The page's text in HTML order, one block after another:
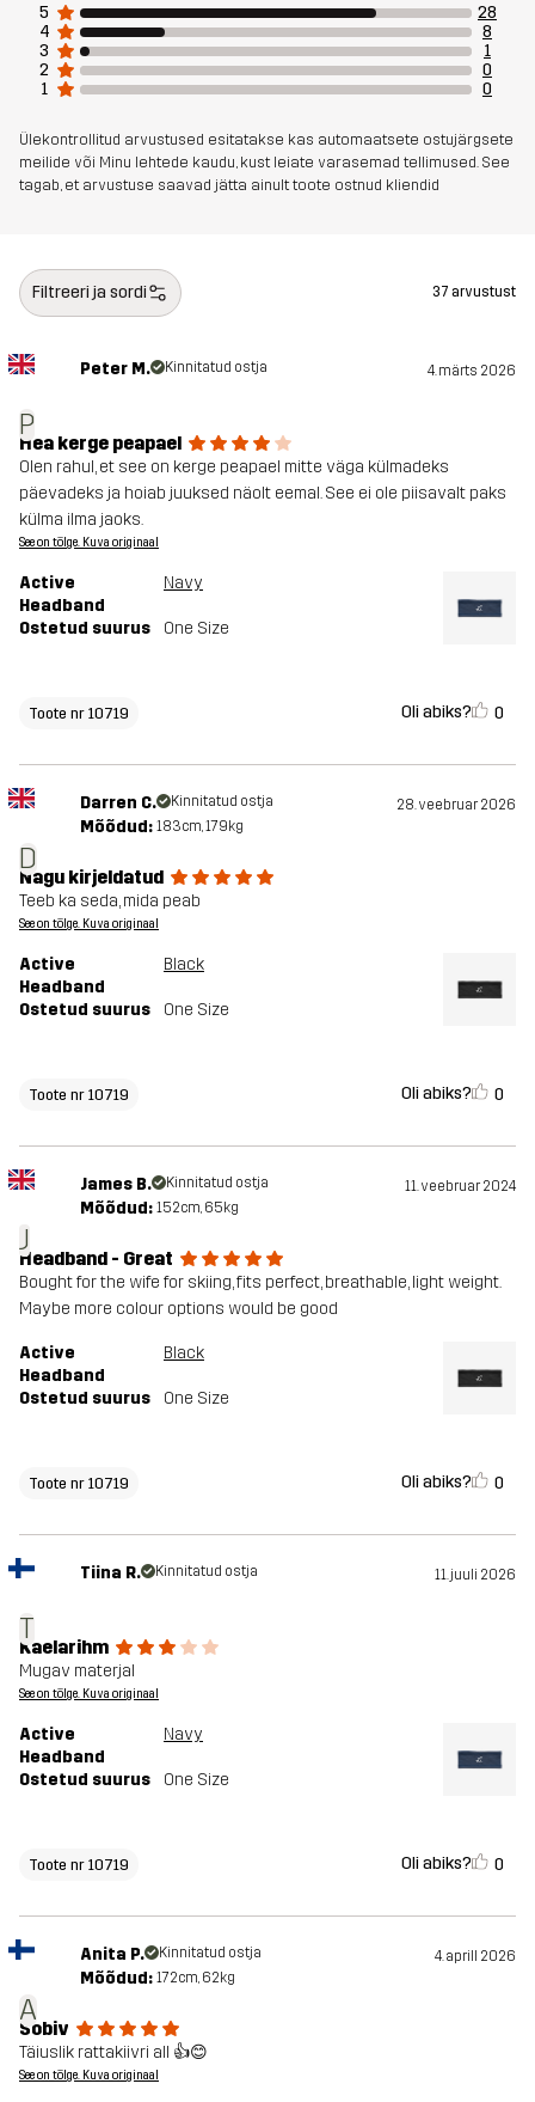
5
28
4
8
3
1
2
0
1
0
Ülekontrollitud arvustused esitatakse kas automaatsete ostujärgsete
meilide või Minu lehtede kaudu, kust leiate varasemad tellimused. See
tagab, et arvustuse saavad jätta ainult toote ostnud kliendid
Filtreeri ja sordi 37 arvustust
P
Peter M. Kinnitatud ostja 4. märts 2026
Hea kerge peapael
Olen rahul, et see on kerge peapael mitte väga külmadeks
päevadeks ja hoiab juuksed näolt eemal. See ei ole piisavalt paks
külma ilma jaoks.
See on tõlge. Kuva originaal
Active
Headband
Navy
Ostetud suurus One Size
Toote nr 10719 Oli abiks? 0
D
Darren C. Kinnitatud ostja 28. veebruar 2026
Mõõdud: 183cm, 179kg
Nagu kirjeldatud
Teeb ka seda, mida peab
See on tõlge. Kuva originaal
Active
Headband
Black
Ostetud suurus One Size
Toote nr 10719 Oli abiks? 0
J
James B. Kinnitatud ostja 11. veebruar 2024
Mõõdud: 152cm, 65kg
Headband - Great
Bought for the wife for skiing, fits perfect, breathable, light weight.
Maybe more colour options would be good
Active
Headband
Black
Ostetud suurus One Size
Toote nr 10719 Oli abiks? 0
T
Tiina R. Kinnitatud ostja 11. juuli 2026
Kaelarihm
Mugav materjal
See on tõlge. Kuva originaal
Active
Headband
Navy
Ostetud suurus One Size
Toote nr 10719 Oli abiks? 0
A
Anita P. Kinnitatud ostja 4. aprill 2026
Mõõdud: 172cm, 62kg
Sobiv
Täiuslik rattakiivri all 👍😊
See on tõlge. Kuva originaal